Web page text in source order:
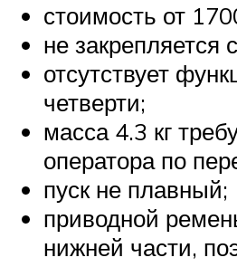
стоимость от
не закрепляется
отсутствует
четверти;
масса 4.3 кг
оператора по
пуск не плавный;
приводной
нижней части,